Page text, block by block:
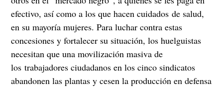
efectivo, así como a los que hacen cuidados de salud,
en su mayoría mujeres. Para luchar contra estas
concesiones y fortalecer su situación, los huelguistas
necesitan que una movilización masiva de
los trabajadores ciudadanos en los cinco sindicatos
abandonen las plantas y cesen la producción en defensa